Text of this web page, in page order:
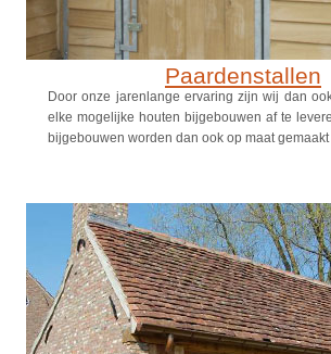
Paardenstallen
Door onze jarenlange ervaring zijn wij dan
elke mogelijke houten bijgebouwen af te
bijgebouwen worden dan ook op maat gemaakt